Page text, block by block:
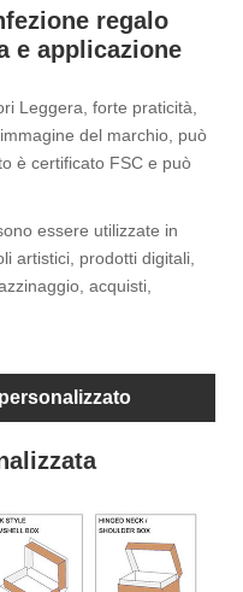
regalo
e applicazione
Leggera, forte praticità,
del marchio, può
è certificato FSC e può
essere utilizzate in
artistici, prodotti digitali,
acquisti,